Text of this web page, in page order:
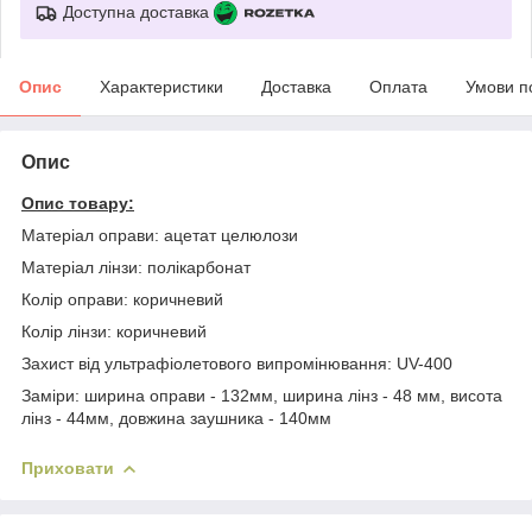
Доступна доставка
Опис Характеристики Доставка Оплата Умови
Опис
Опис товару:
Матеріал оправи: ацетат целюлози
Матеріал лінзи: полікарбонат
Колір оправи: коричневий
Колір лінзи: коричневий
Захист від ультрафіолетового випромінювання: UV-400
Заміри: ширина оправи - 132мм, ширина лінз - 48 мм, висота
лінз - 44мм, довжина заушника - 140мм
Приховати